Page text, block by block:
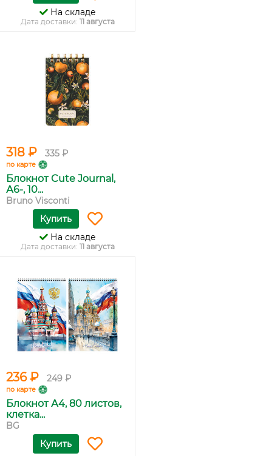
На складе
Дата доставки: 11 августа
318 ₽ 335 ₽
по карте
Блокнот Cute Journal,
А6-, 10...
Bruno Visconti
Купить
На складе
Дата доставки: 11 августа
236 ₽ 249 ₽
по карте
Блокнот А4, 80 листов,
клетка...
BG
Купить